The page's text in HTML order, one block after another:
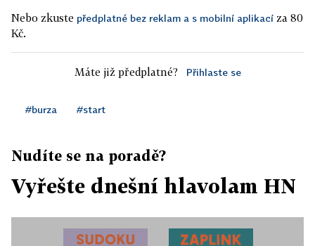
Nebo zkuste předplatné bez reklam a s mobilní aplikací za 80
Kč.
Máte již předplatné? Přihlaste se
#burza #start
Nudíte se na poradě?
Vyřešte dnešní hlavolam HN